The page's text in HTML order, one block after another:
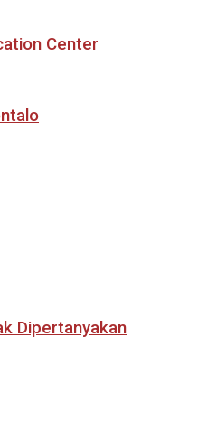
Center
Dipertanyakan